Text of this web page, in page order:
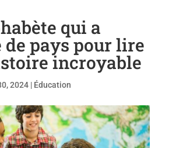
qui a
de pays pour lire
incroyable
2024| Éducation